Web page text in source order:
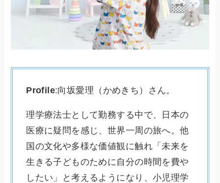
Profile:向坂愛理（かめきち）さん。
理学療法士として勤務する中で、日本の
医療に疑問を感じ、世界一周の旅へ。他
国の文化や多様な価値観に触れ「未来を
生きる子どものために自分の時間を費や
したい」と考えるようになり、小児理学